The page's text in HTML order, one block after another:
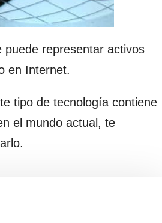
representar activos
en Internet.
tipo de tecnología contiene
el mundo actual, te